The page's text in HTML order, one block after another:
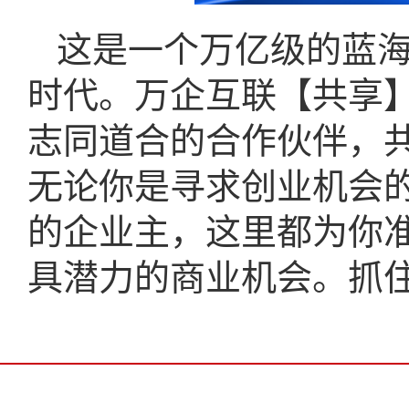
这是一个万亿级的蓝
时代。万企互联【共享
志同道合的合作伙伴，
无论你是寻求创业机会
的企业主，这里都为你
具潜力的商业机会。抓